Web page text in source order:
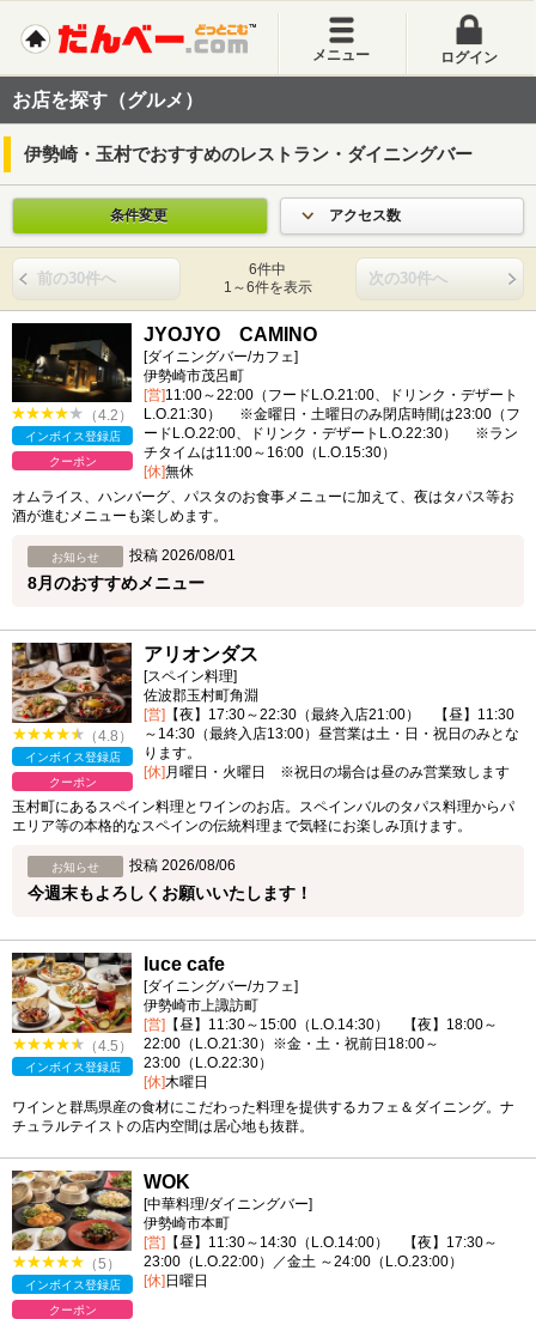
メニュー ログイン
お店を探す（グルメ）
伊勢崎・玉村でおすすめのレストラン・ダイニングバー
条件変更 アクセス数
前の30件へ
6件中
1～6件を表示
次の30件へ
（4.2）
インボイス登録店
クーポン
JYOJYO CAMINO
[ダイニングバー/カフェ]
伊勢崎市茂呂町
[営]11:00～22:00（フードL.O.21:00、ドリンク・デザート
L.O.21:30） ※金曜日・土曜日のみ閉店時間は23:00（フ
ードL.O.22:00、ドリンク・デザートL.O.22:30） ※ラン
チタイムは11:00～16:00（L.O.15:30）
[休]無休
オムライス、ハンバーグ、パスタのお食事メニューに加えて、夜はタパス等お
酒が進むメニューも楽しめます。
お知らせ 投稿 2026/08/01
8月のおすすめメニュー
（4.8）
インボイス登録店
クーポン
アリオンダス
[スペイン料理]
佐波郡玉村町角淵
[営] 【夜】17:30～22:30（最終入店21:00） 【昼】11:30
～14:30（最終入店13:00）昼営業は土・日・祝日のみとな
ります。
[休]月曜日・火曜日 ※祝日の場合は昼のみ営業致します
玉村町にあるスペイン料理とワインのお店。スペインバルのタパス料理からパ
エリア等の本格的なスペインの伝統料理まで気軽にお楽しみ頂けます。
お知らせ 投稿 2026/08/06
今週末もよろしくお願いいたします！
（4.5）
インボイス登録店
luce cafe
[ダイニングバー/カフェ]
伊勢崎市上諏訪町
[営] 【昼】11:30～15:00（L.O.14:30） 【夜】18:00～
22:00（L.O.21:30）※金・土・祝前日18:00～
23:00（L.O.22:30）
[休]木曜日
ワインと群馬県産の食材にこだわった料理を提供するカフェ＆ダイニング。ナ
チュラルテイストの店内空間は居心地も抜群。
（5）
インボイス登録店
クーポン
WOK
[中華料理/ダイニングバー]
伊勢崎市本町
[営] 【昼】11:30～14:30（L.O.14:00） 【夜】17:30～
23:00（L.O.22:00）／金土 ～24:00（L.O.23:00）
[休] 日曜日